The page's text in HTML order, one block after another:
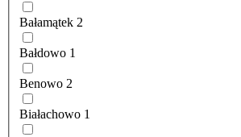
Bałamątek 2
Bałdowo 1
Benowo 2
Białachowo 1